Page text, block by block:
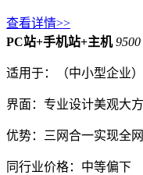
查看详情>>
PC站+手机站+主机 9500
适用于：（中小型企业
界面：专业设计美观大
优势：三网合一实现全
同行业价格：中等偏下